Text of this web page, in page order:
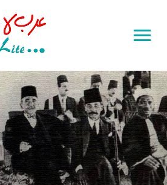
Toggle
&
navigation